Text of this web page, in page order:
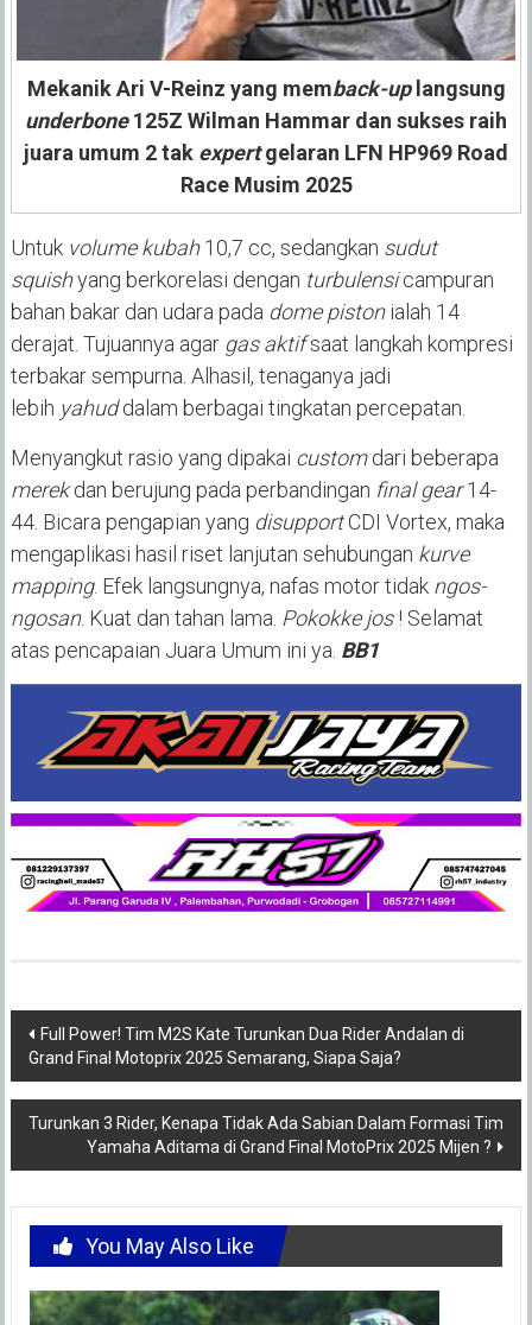
Mekanik Ari V-Reinz yang memback-uplangsung
underbone125Z Wilman Hammar dan sukses raih
juara umum 2 tak expertgelaran LFN HP969 Road
Race Musim 2025
Untuk volume kubah10,7 cc, sedangkan sudut
squishyang berkorelasi dengan turbulensicampuran
bahan bakar dan udara pada dome pistonialah 14
derajat. Tujuannya agar gas aktifsaat langkah kompresi
terbakar sempurna. Alhasil, tenaganya jadi
lebih yahuddalam berbagai tingkatan percepatan.
Menyangkut rasio yang dipakai customdari beberapa
merekdan berujung pada perbandingan final gear14-
44. Bicara pengapian yang disupportCDI Vortex, maka
mengaplikasi hasil riset lanjutan sehubungan kurve
mapping. Efek langsungnya, nafas motor tidak ngos-
ngosan. Kuat dan tahan lama. Pokokke jos! Selamat
atas pencapaian Juara Umum ini ya. BB1
Post
navigation
Full Power! Tim M2S Kate Turunkan Dua Rider Andalan di
Grand Final Motoprix 2025 Semarang, Siapa Saja?
Turunkan 3 Rider, Kenapa Tidak Ada Sabian Dalam Formasi Tim
Yamaha Aditama di Grand Final MotoPrix 2025 Mijen ?
You May Also Like